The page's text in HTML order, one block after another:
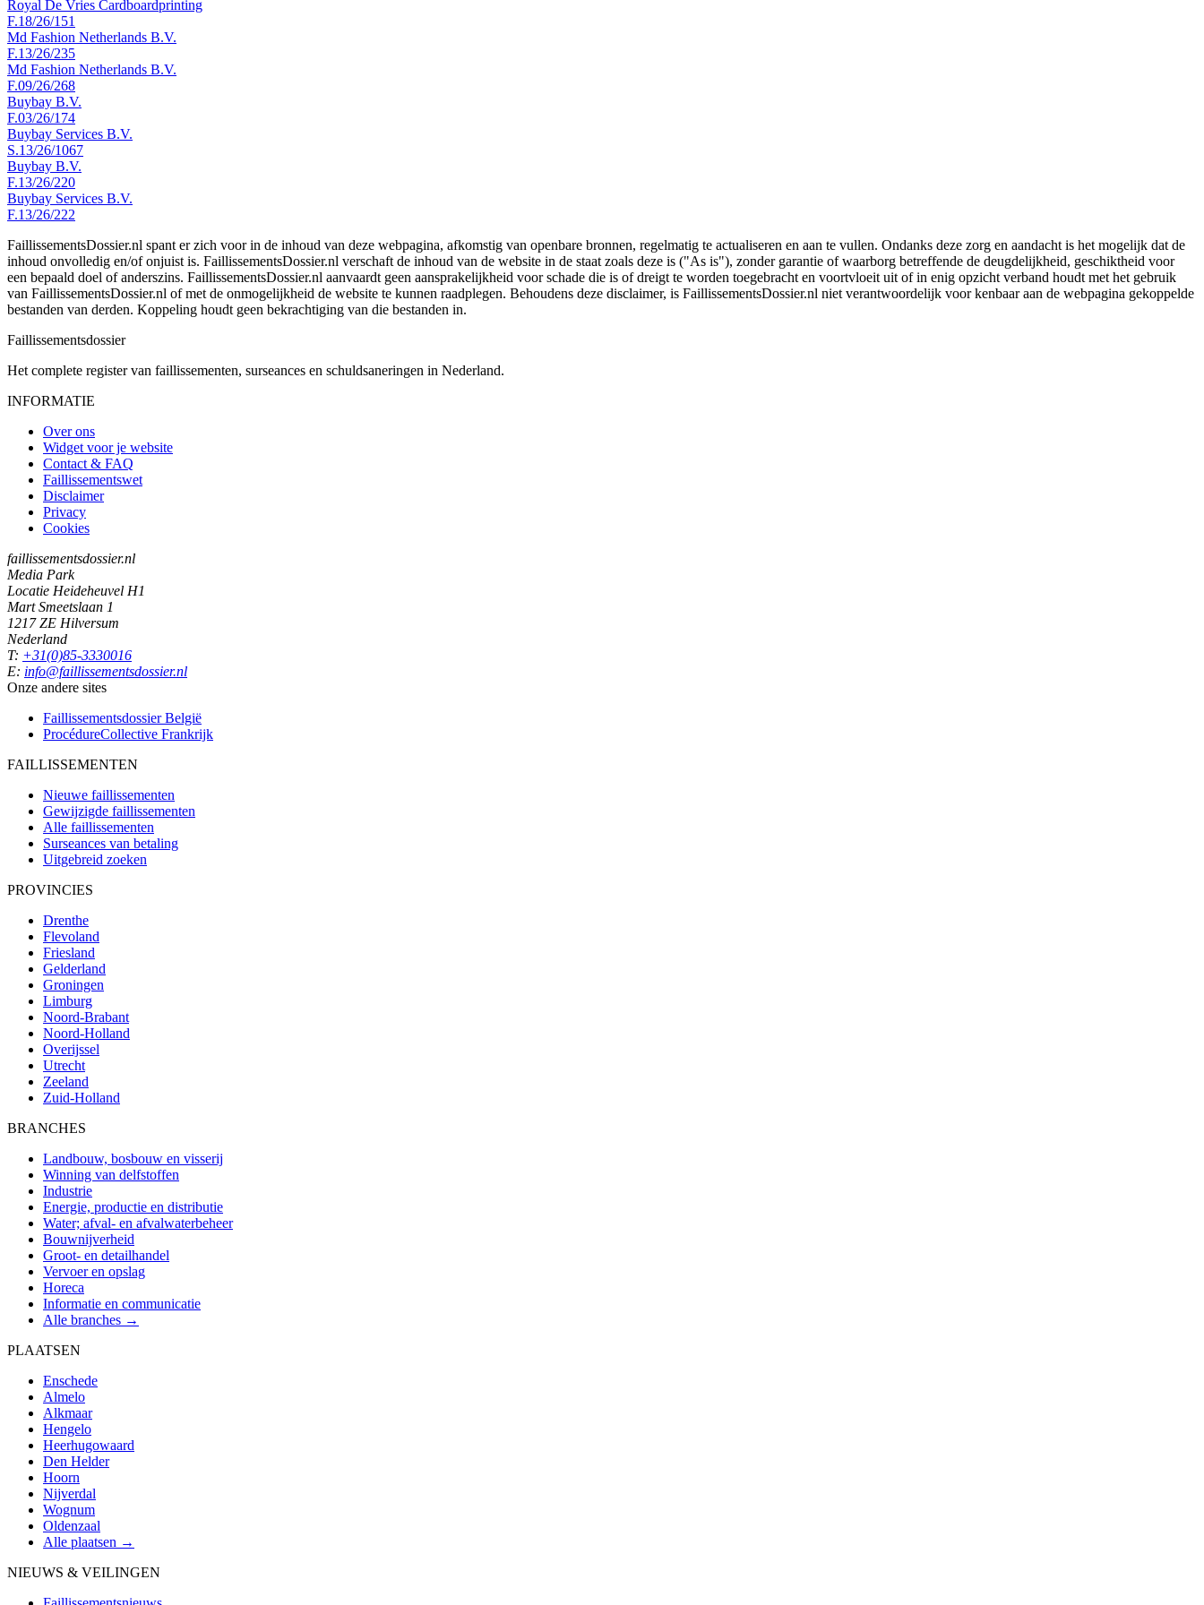
Royal De Vries Cardboardprinting
F.18/26/151
Md Fashion Netherlands B.V.
F.13/26/235
Md Fashion Netherlands B.V.
F.09/26/268
Buybay B.V.
F.03/26/174
Buybay Services B.V.
S.13/26/1067
Buybay B.V.
F.13/26/220
Buybay Services B.V.
F.13/26/222
FaillissementsDossier.nl spant er zich voor in de inhoud van deze webpagina, afkomstig van openbare bronnen, regelmatig te actualiseren en aan te vullen. Ondanks deze zorg en aandacht is het mogelijk dat de
inhoud onvolledig en/of onjuist is. FaillissementsDossier.nl verschaft de inhoud van de website in de staat zoals deze is ("As is"), zonder garantie of waarborg betreffende de deugdelijkheid, geschiktheid voor
een bepaald doel of anderszins. FaillissementsDossier.nl aanvaardt geen aansprakelijkheid voor schade die is of dreigt te worden toegebracht en voortvloeit uit of in enig opzicht verband houdt met het gebruik
van FaillissementsDossier.nl of met de onmogelijkheid de website te kunnen raadplegen. Behoudens deze disclaimer, is FaillissementsDossier.nl niet verantwoordelijk voor kenbaar aan de webpagina gekoppelde
bestanden van derden. Koppeling houdt geen bekrachtiging van die bestanden in.
Faillissementsdossier
Het complete register van faillissementen, surseances en schuldsaneringen in Nederland.
INFORMATIE
Over ons
Widget voor je website
Contact & FAQ
Faillissementswet
Disclaimer
Privacy
Cookies
faillissementsdossier.nl
Media Park
Locatie Heideheuvel H1
Mart Smeetslaan 1
1217 ZE Hilversum
Nederland
T: +31(0)85-3330016
E: info@faillissementsdossier.nl
Onze andere sites
Faillissementsdossier België
ProcédureCollective Frankrijk
FAILLISSEMENTEN
Nieuwe faillissementen
Gewijzigde faillissementen
Alle faillissementen
Surseances van betaling
Uitgebreid zoeken
PROVINCIES
Drenthe
Flevoland
Friesland
Gelderland
Groningen
Limburg
Noord-Brabant
Noord-Holland
Overijssel
Utrecht
Zeeland
Zuid-Holland
BRANCHES
Landbouw, bosbouw en visserij
Winning van delfstoffen
Industrie
Energie, productie en distributie
Water; afval- en afvalwaterbeheer
Bouwnijverheid
Groot- en detailhandel
Vervoer en opslag
Horeca
Informatie en communicatie
Alle branches →
PLAATSEN
Enschede
Almelo
Alkmaar
Hengelo
Heerhugowaard
Den Helder
Hoorn
Nijverdal
Wognum
Oldenzaal
Alle plaatsen →
NIEUWS & VEILINGEN